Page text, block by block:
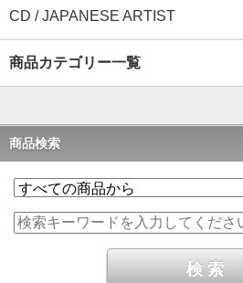
CD / JAPANESE ARTIST
商品カテゴリー一覧
商品検索